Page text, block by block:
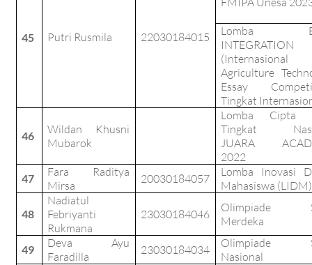
45 Putri Rusmila 22030184015
Lomba
INTEGRATION
(Internasional
Agriculture
Essay
Tingkat
46
Wildan Khusni
Mubarok
Lomba Cipta
Tingkat
JUARA
2022
47
Fara Raditya
Mirsa
20030184057
Lomba Inovasi
Mahasiswa (LIDM)
48
Nadiatul
Febriyanti
Rukmana
23030184046
Olimpiade
Merdeka
49
Deva Ayu
Faradilla
23030184034
Olimpiade
Nasional